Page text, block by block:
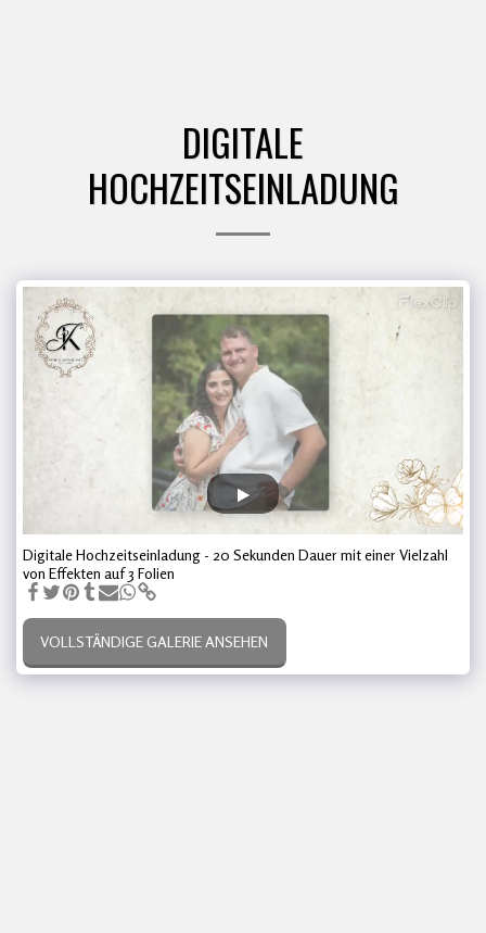
DIGITALE
HOCHZEITSEINLADUNG
Digitale Hochzeitseinladung - 20 Sekunden Dauer mit einer Vielzahl
von Effekten auf 3 Folien
VOLLSTÄNDIGE GALERIE ANSEHEN